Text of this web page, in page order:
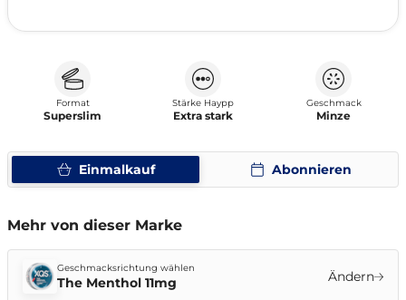
Einmalkauf Abonnieren
Format
Superslim
Stärke Haypp
Extra stark
Geschmack
Minze
Mehr von dieser Marke
Geschmacksrichtung wählen
The Menthol 11mg Ändern